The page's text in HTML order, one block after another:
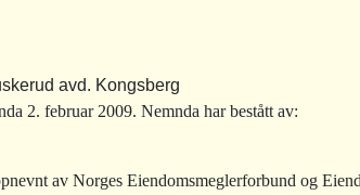
avd. Kongsberg
2. februar 2009. Nemnda har bestått av:
av Norges Eiendomsmeglerforbund og